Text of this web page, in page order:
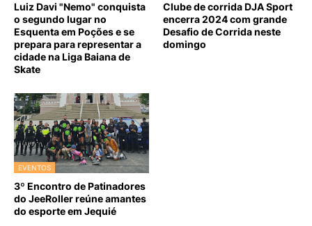
Luiz Davi "Nemo" conquista
o segundo lugar no
Esquenta em Poções e se
prepara para representar a
cidade na Liga Baiana de
Skate
Clube de corrida DJA Sport
encerra 2024 com grande
Desafio de Corrida neste
domingo
EVENTOS
3º Encontro de Patinadores
do JeeRoller reúne amantes
do esporte em Jequié